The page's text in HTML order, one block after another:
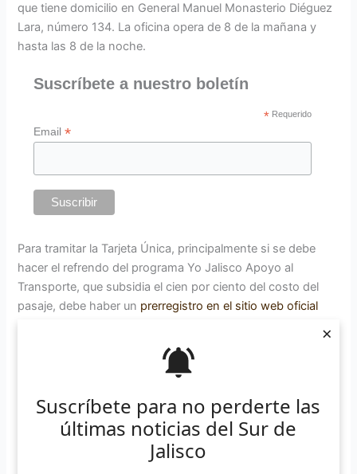
Suscríbete para no perderte las
últimas noticias del Sur de
Jalisco
×
que tiene domicilio en General Manuel Monasterio Diéguez
Lara, número 134. La oficina opera de 8 de la mañana y
hasta las 8 de la noche.
Suscríbete a nuestro boletín
* Requerido
Email*
Para tramitar la Tarjeta Única, principalmente si se debe
hacer el refrendo del programa Yo Jalisco Apoyo al
Transporte, que subsidia el cien por ciento del costo del
pasaje, debe haber un prerregistro en el sitio web oficial
Broxel, que es la proveedora de los servicios financieros y
Tras el proceso de prerregistro, el sistema enviará a la
persona un enlace para conocer la fecha en la que debe
acudir a recibir la Tarjeta Única, el módulo para entrega lo
habilitarán a partir del 19 de enero.